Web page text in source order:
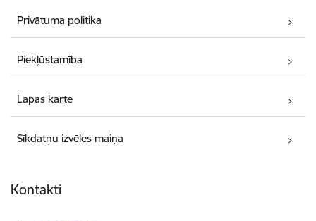
Privātuma politika
Piekļūstamība
Lapas karte
Sīkdatņu izvēles maiņa
Kontakti